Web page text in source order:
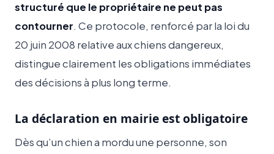
structuré que le propriétaire ne peut pas
contourner. Ce protocole, renforcé par la loi du
20 juin 2008 relative aux chiens dangereux,
distingue clairement les obligations immédiates
des décisions à plus long terme.
La déclaration en mairie est obligatoire
Dès qu’un chien a mordu une personne, son